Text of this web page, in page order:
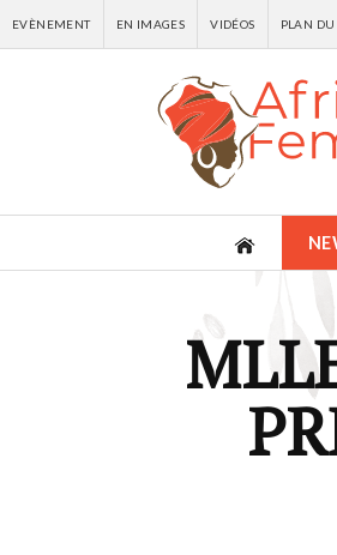
EVÈNEMENT EN IMAGES VIDÉOS PLAN DU